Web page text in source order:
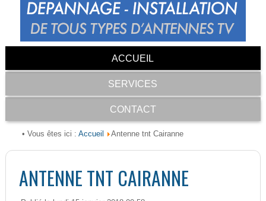
ACCUEIL
SERVICES
CONTACT
• Vous êtes ici : Accueil Antenne tnt Cairanne
ANTENNE TNT CAIRANNE